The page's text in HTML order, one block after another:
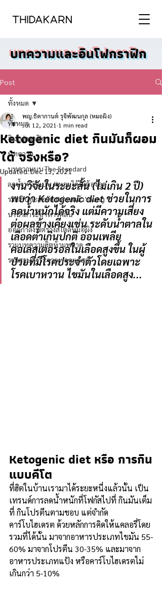
บทความและอินโฟกราฟิก
Post
ทั้งหมด
อินโฟกราฟิก
บทความ
บทความบน The Standard
ลดน้ำหนักแบบ #ผอมได้ไม่ต้องอด
รวมทิปชะลอวัย #อ่านแล้วYoung
นานาสาระอาหารคลีน
ออกกำลังฟิตร่างสไตล์หมอผิง
รวมบทความฮิตห้ามพลาด
รวมสรุปสาระจากพอดแคสต์
ทั้งหมด
Ketogenic diet กินมันก็ผอม
ได้ จริงหรือ?
พญ.ธิดากานต์ รุจิพัฒนกุล (หมอผิง)
Jul 12, 2021 1 min read
Updated:Dec 13, 2021
งานวิจัยในระยะสั้น (ไม่เกิน 2 ปี)
พบว่า Ketogenic diet ช่วยในการ
ลดน้ำหนักได้จริง แต่มีความเสี่ยง
ต่อผลข้างเคียงเช่น ระดับน้ำตาลใน
เลือดต่ำเกินปกติ อ่อนเพลีย
คอเลสเตอรอลในเลือดสูงขึ้น ในผู้
ป่วยที่มีโรคประจำตัวโดยเฉพาะ
โรคเบาหวาน ไขมันในเลือดสูง...
Ketogenic diet หรือ การกิน
แบบคีโต
ที่ฮิตในบ้านเรามาได้ระยะหนี่งแล้วนั้น เป็น
เทรนด์การลดน้ำหนักที่โฟกัสไปที่ กินมันเต็ม
ที่ กินโปรตีนตามชอบ แต่จำกัด
คาร์โบไฮเดรต ด้วยหลักการคิดให้แคลอรี่โดย
รวมที่ได้นั้น มาจากอาหารประเภทไขมัน 55-
60% มาจากโปรตีน 30-35% และมาจาก
อาหารประเภทแป้ง หรือคาร์โบไฮเดรตไม่
เกินกว่า 5-10%